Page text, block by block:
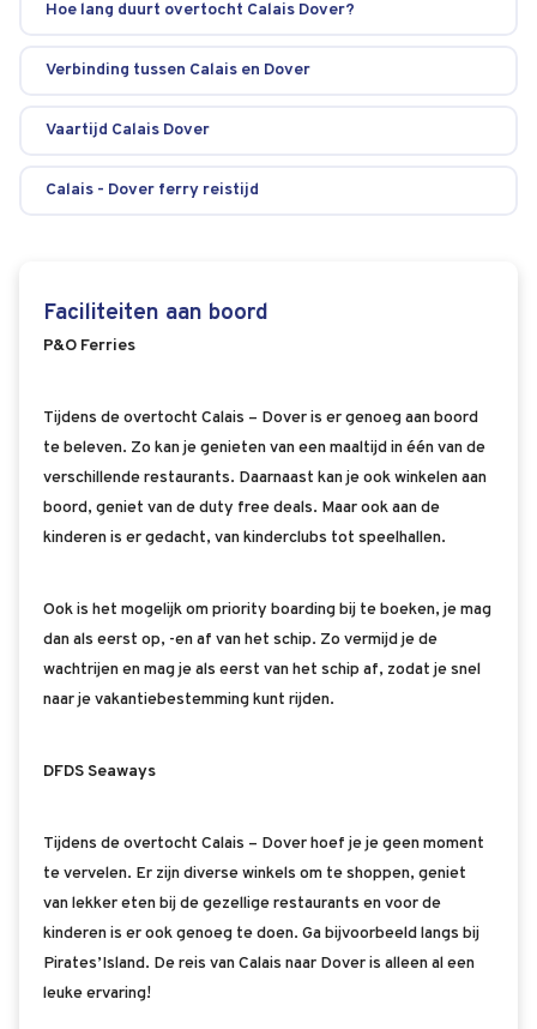
Hoe lang duurt overtocht Calais Dover?
Verbinding tussen Calais en Dover
Vaartijd Calais Dover
Calais - Dover ferry reistijd
Faciliteiten aan boord
P&O Ferries
Tijdens de overtocht Calais – Dover is er genoeg aan boord
te beleven. Zo kan je genieten van een maaltijd in één van de
verschillende restaurants. Daarnaast kan je ook winkelen aan
boord, geniet van de duty free deals. Maar ook aan de
kinderen is er gedacht, van kinderclubs tot speelhallen.
Ook is het mogelijk om priority boarding bij te boeken, je mag
dan als eerst op, -en af van het schip. Zo vermijd je de
wachtrijen en mag je als eerst van het schip af, zodat je snel
naar je vakantiebestemming kunt rijden.
DFDS Seaways
Tijdens de overtocht Calais – Dover hoef je je geen moment
te vervelen. Er zijn diverse winkels om te shoppen, geniet
van lekker eten bij de gezellige restaurants en voor de
kinderen is er ook genoeg te doen. Ga bijvoorbeeld langs bij
Pirates’Island. De reis van Calais naar Dover is alleen al een
leuke ervaring!